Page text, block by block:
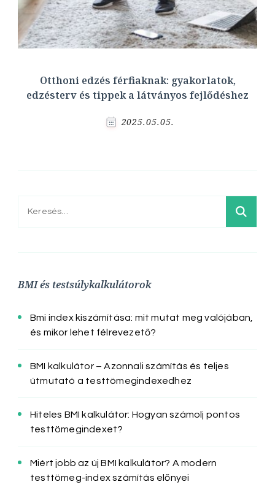
Otthoni edzés férfiaknak: gyakorlatok,
edzésterv és tippek a látványos fejlődéshez
2025.05.05.
Keresés:
BMI és testsúlykalkulátorok
Bmi index kiszámítása: mit mutat meg valójában,
és mikor lehet félrevezető?
BMI kalkulátor – Azonnali számítás és teljes
útmutató a testtömegindexedhez
Hiteles BMI kalkulátor: Hogyan számolj pontos
testtömegindexet?
Miért jobb az új BMI kalkulátor? A modern
testtömeg-index számítás előnyei